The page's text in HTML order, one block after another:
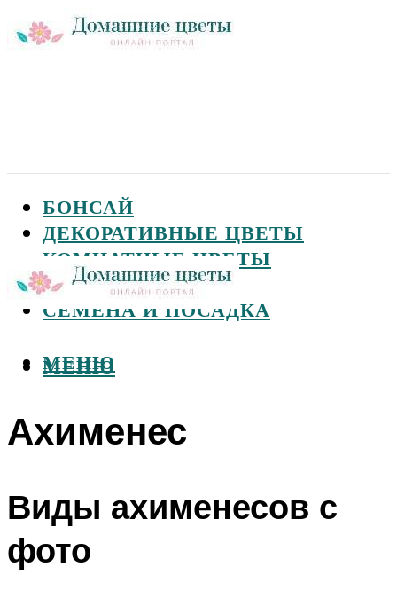
БОНСАЙ
ДЕКОРАТИВНЫЕ ЦВЕТЫ
КОМНАТНЫЕ ЦВЕТЫ
САДОВЫЕ ЦВЕТЫ
СЕМЕНА И ПОСАДКА
МЕНЮ
МЕНЮ
Ахименес
Виды ахименесов с
фото